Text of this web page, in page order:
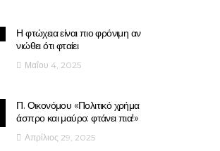
Η φτώχεια είναι πιο φρόνιμη αν
νιώθει ότι φταίει
Μαΐου 4, 2025
Π. Οικονόμου «Πολιτικό χρήμα
άσπρο και μαύρο: φτάνει πια!»
Απρίλιος 29, 2025